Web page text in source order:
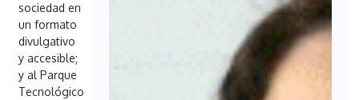
sociedad en
un formato
divulgativo
y accesible;
y al Parque
Tecnológico